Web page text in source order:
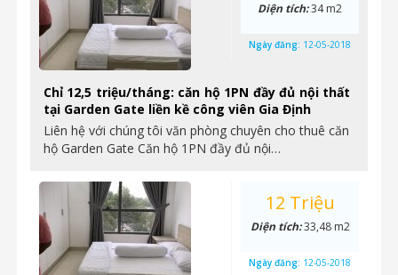
Chỉ 12,5 triệu/tháng: căn hộ 1PN đầy đủ nội thất
tại Garden Gate liền kề công viên Gia Định
Liên hệ với chúng tôi văn phòng chuyên cho thuê căn
hộ Garden Gate Căn hộ 1PN đầy đủ nội…
Diện tích:34 m2
Ngày đăng: 12-05-2018
12 Triệu
Diện tích:33,48 m2
Ngày đăng: 12-05-2018